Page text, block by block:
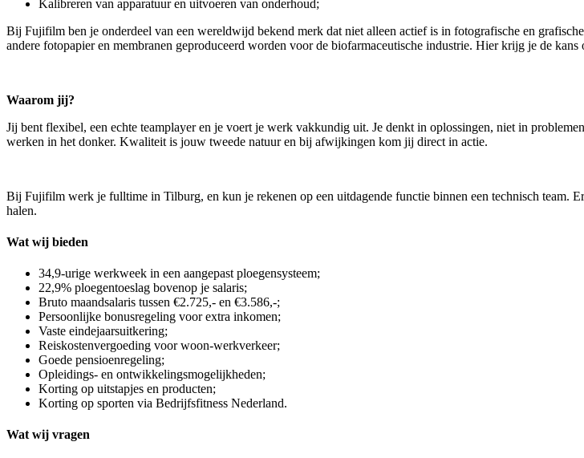
Kalibreren van apparatuur en uitvoeren van onderhoud;
Bij Fujifilm ben je onderdeel van een wereldwijd bekend merk dat niet alleen actief is in fotografische en
andere fotopapier en membranen geproduceerd worden voor de biofarmaceutische industrie. Hier krijg je de
Waarom jij?
Jij bent flexibel, een echte teamplayer en je voert je werk vakkundig uit. Je denkt in oplossingen, niet in
werken in het donker. Kwaliteit is jouw tweede natuur en bij afwijkingen kom jij direct in actie.
Bij Fujifilm werk je fulltime in Tilburg, en kun je rekenen op een uitdagende functie binnen een technisch team.
halen.
Wat wij bieden
34,9-urige werkweek in een aangepast ploegensysteem;
22,9% ploegentoeslag bovenop je salaris;
Bruto maandsalaris tussen €2.725,- en €3.586,-;
Persoonlijke bonusregeling voor extra inkomen;
Vaste eindejaarsuitkering;
Reiskostenvergoeding voor woon-werkverkeer;
Goede pensioenregeling;
Opleidings- en ontwikkelingsmogelijkheden;
Korting op uitstapjes en producten;
Korting op sporten via Bedrijfsfitness Nederland.
Wat wij vragen